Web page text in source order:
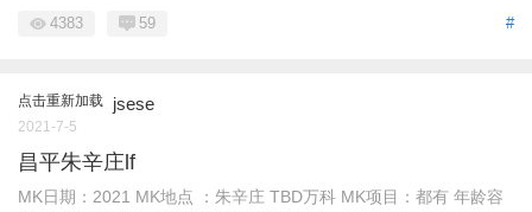
#
4383 59
点击重新加载 jsese
2021-7-5
昌平朱辛庄lf
MK日期：2021 MK地点 ：朱辛庄 TBD万科 MK项目：都有 年龄容